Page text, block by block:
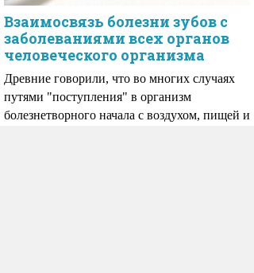
Взаимосвязь болезни зубов с
заболеваниями всех органов
человеческого организма
Древние говорили, что во многих случаях
путями "поступления" в организм
болезнетворного начала с воздухом, пищей и